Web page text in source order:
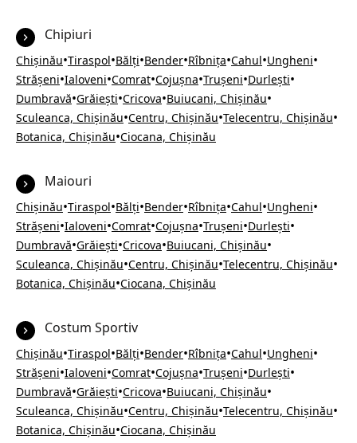
Chipiuri
Chișinău•Tiraspol•Bălți•Bender•Rîbnița•Cahul•Ungheni•
Strășeni•Ialoveni•Comrat•Cojușna•Trușeni•Durlești•
Dumbravă•Grăiești•Cricova•Buiucani, Chișinău•
Sculeanca, Chișinău•Centru, Chișinău•Telecentru, Chișinău•
Botanica, Chișinău•Ciocana, Chișinău
Maiouri
Chișinău•Tiraspol•Bălți•Bender•Rîbnița•Cahul•Ungheni•
Strășeni•Ialoveni•Comrat•Cojușna•Trușeni•Durlești•
Dumbravă•Grăiești•Cricova•Buiucani, Chișinău•
Sculeanca, Chișinău•Centru, Chișinău•Telecentru, Chișinău•
Botanica, Chișinău•Ciocana, Chișinău
Costum Sportiv
Chișinău•Tiraspol•Bălți•Bender•Rîbnița•Cahul•Ungheni•
Strășeni•Ialoveni•Comrat•Cojușna•Trușeni•Durlești•
Dumbravă•Grăiești•Cricova•Buiucani, Chișinău•
Sculeanca, Chișinău•Centru, Chișinău•Telecentru, Chișinău•
Botanica, Chișinău•Ciocana, Chișinău